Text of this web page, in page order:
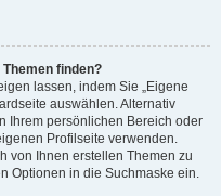
finden?
lassen, indem Sie „Eigene
auswählen. Alternativ
Ihrem persönlichen Bereich oder
Profilseite verwenden.
von Ihnen erstellen Themen zu
Optionen in die Suchmaske ein.